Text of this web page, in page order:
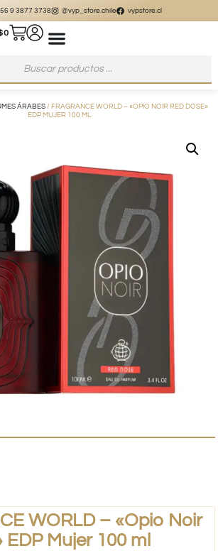
3877 3738 @vyp_store.chile vypstore.cl
0
ÁRABES/ FRAGRANCE WORLD – «OPIO NOIR RED DOSE»
EDP MUJER 100 ML
WORLD – «Opio Noir
EDP Mujer 100 ml